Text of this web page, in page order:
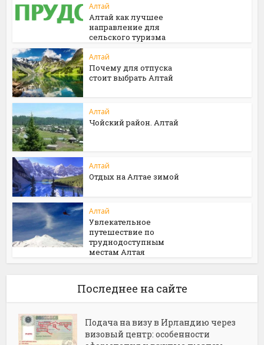
Алтай
Алтай как лучшее
направление для
сельского туризма
Алтай
Почему для отпуска
стоит выбрать Алтай
Алтай
Чойский район. Алтай
Алтай
Отдых на Алтае зимой
Алтай
Увлекательное
путешествие по
труднодоступным
местам Алтая
Последнее на сайте
Подача на визу в Ирландию через
визовый центр: особенности